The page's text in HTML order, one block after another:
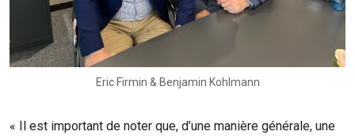
Eric Firmin & Benjamin Kohlmann
« Il est important de noter que, d’une manière générale, une